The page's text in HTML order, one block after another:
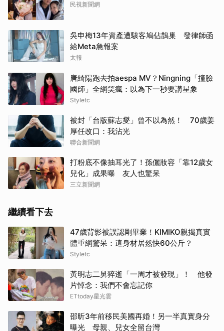
民視新聞網
吳申梅13年資產遭駭客鳩佔鵲巢 發律師函
給Meta急報案
太報
唐綺陽跑去拍aespa MV？Ningning「撞臉
國師」全網笑瘋：以為下一秒要講星象
Styletc
被封「台版蘇志燮」曾不以為然！ 70歲姜
厚任改口：我沾光
聯合新聞網
打粉底不像抽耳光了！孫儷妝容「靠12歲女
兒化」成果曝 友人也驚呆
三立新聞網
繼續看下去
47歲背影被誤認剛畢業！KIMIKO親揭真實
體重網驚呆：這身材居然快60公斤？
Styletc
黃明志二舅猝逝「一周才被發現」！ 他發
片悼念：我們不會忘記你
ETtoday星光雲
邵昕3年前移民美國再婚！另一半真實身分
曝光 母親、兒女全留台灣